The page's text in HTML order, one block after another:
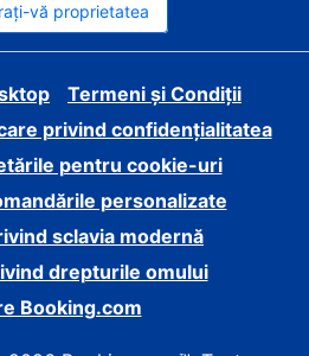
vă proprietatea
Termeni și Condiții
privind confidențialitatea
pentru cookie-uri
personalizate
sclavia modernă
drepturile omului
Booking.com